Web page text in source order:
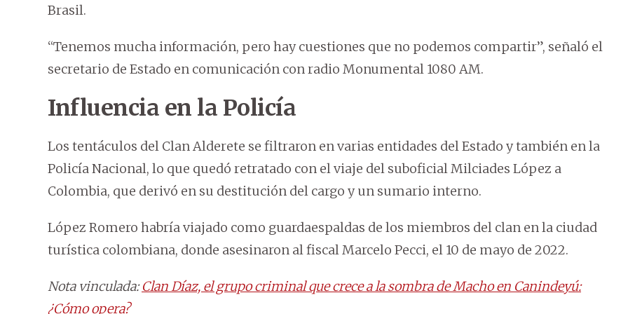
Brasil.
“Tenemos mucha información, pero hay cuestiones que no podemos compartir”, señaló el
secretario de Estado en comunicación con radio Monumental 1080 AM.
Influencia en la Policía
Los tentáculos del Clan Alderete se filtraron en varias entidades del Estado y también en la
Policía Nacional, lo que quedó retratado con el viaje del suboficial Milciades López a
Colombia, que derivó en su destitución del cargo y un sumario interno.
López Romero habría viajado como guardaespaldas de los miembros del clan en la ciudad
turística colombiana, donde asesinaron al fiscal Marcelo Pecci, el 10 de mayo de 2022.
Nota vinculada:Clan Díaz, el grupo criminal que crece a la sombra de Macho en Canindeyú:
¿Cómo opera?